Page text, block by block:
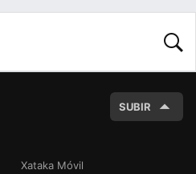
SUBIR
Xataka Móvil